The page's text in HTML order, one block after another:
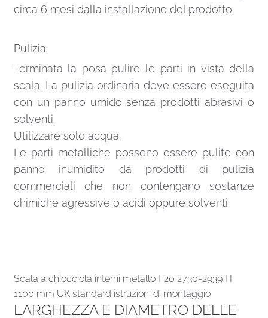
circa 6 mesi dalla installazione del prodotto.
Pulizia
Terminata la posa pulire le parti in vista della
scala. La pulizia ordinaria deve essere eseguita
con un panno umido senza prodotti abrasivi o
solventi.
Utilizzare solo acqua.
Le parti metalliche possono essere pulite con
panno inumidito da prodotti di pulizia
commerciali che non contengano sostanze
chimiche agressive o acidi oppure solventi.
Scala a chiocciola interni metallo F20 2730-2939 H
1100 mm UK standard istruzioni di montaggio
LARGHEZZA E DIAMETRO DELLE